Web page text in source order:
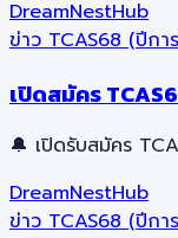
DreamNestHub
ข่าว TCAS68 (ปีก
เปิดสมัคร
🔔 เปิดรับสมัคร
DreamNestHub
ข่าว TCAS68 (ปีก